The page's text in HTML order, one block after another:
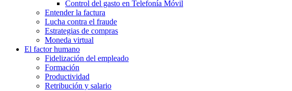
Control del gasto en Telefonía Móvil
Entender la factura
Lucha contra el fraude
Estrategias de compras
Moneda virtual
El factor humano
Fidelización del empleado
Formación
Productividad
Retribución y salario